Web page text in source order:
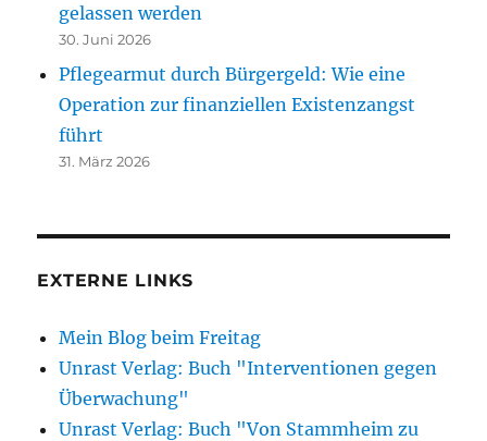
gelassen werden
30. Juni 2026
Pflegearmut durch Bürgergeld: Wie eine
Operation zur finanziellen Existenzangst
führt
31. März 2026
EXTERNE LINKS
Mein Blog beim Freitag
Unrast Verlag: Buch "Interventionen gegen
Überwachung"
Unrast Verlag: Buch "Von Stammheim zu